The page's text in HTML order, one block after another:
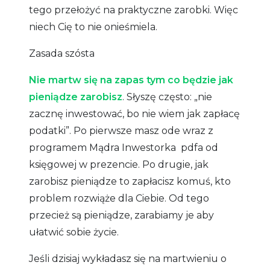
tego przełożyć na praktyczne zarobki. Więc
niech Cię to nie onieśmiela.
Zasada szósta
Nie martw się na zapas tym co będzie jak
pieniądze zarobisz. Słyszę często: „nie
zacznę inwestować, bo nie wiem jak zapłacę
podatki”. Po pierwsze masz ode wraz z
programem Mądra Inwestorka pdfa od
księgowej w prezencie. Po drugie, jak
zarobisz pieniądze to zapłacisz komuś, kto
problem rozwiąże dla Ciebie. Od tego
przecież są pieniądze, zarabiamy je aby
ułatwić sobie życie.
Jeśli dzisiaj wykładasz się na martwieniu o